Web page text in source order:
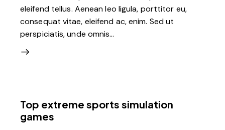
eleifend tellus. Aenean leo ligula, porttitor eu,
consequat vitae, eleifend ac, enim. Sed ut
perspiciatis, unde omnis…
Top extreme sports simulation
games